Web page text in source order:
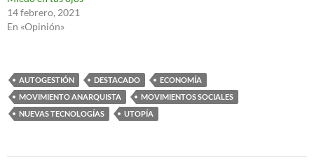
14 febrero, 2021
En «Opinión»
AUTOGESTIÓN DESTACADO
ECONOMÍA
MOVIMIENTO ANARQUISTA
MOVIMIENTOS SOCIALES
NUEVAS TECNOLOGÍAS
UTOPÍA